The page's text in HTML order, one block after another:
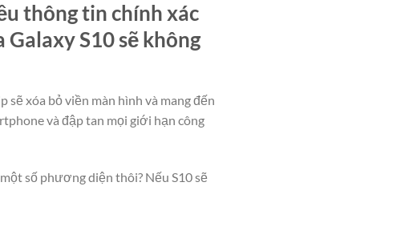
thông tin chính xác
S10 sẽ không
sẽ xóa bỏ viền màn hình và mang đến
và đập tan mọi giới hạn công
số phương diện thôi? Nếu S10 sẽ